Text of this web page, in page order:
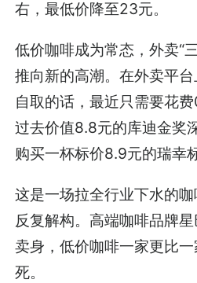
右，最低价降至23元。
低价咖啡成为常态，外卖“
推向新的高潮。在外卖平
自取的话，最近只需要花
过去价值8.8元的库迪金奖
购买一杯标价8.9元的瑞幸
这是一场拉全行业下水的
反复解构。高端咖啡品牌
卖身，低价咖啡一家更比
死。